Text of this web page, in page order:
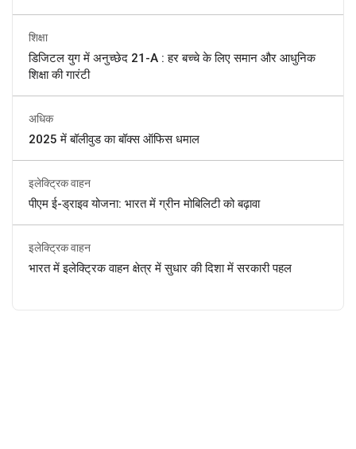
शिक्षा
डिजिटल युग में अनुच्छेद 21-A : हर बच्चे के लिए समान और आधुनिक
शिक्षा की गारंटी
अधिक
2025 में बॉलीवुड का बॉक्स ऑफिस धमाल
इलेक्ट्रिक वाहन
पीएम ई-ड्राइव योजना: भारत में ग्रीन मोबिलिटी को बढ़ावा
इलेक्ट्रिक वाहन
भारत में इलेक्ट्रिक वाहन क्षेत्र में सुधार की दिशा में सरकारी पहल